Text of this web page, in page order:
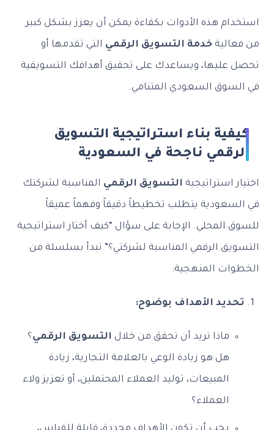
استخدام هذه الأدوات بكفاءة يمكن أن يعزز بشكل كبير
من فعالية خدمة التسويق الرقمي التي تقدمها أو
تحصل عليها، ويساعدك على تحقيق أهدافك التسويقية
في السوق السعودي المتنامي.
كيفية بناء استراتيجية التسويق
الرقمي ناجحة في السعودية
اختيار استراتيجية التسويق الرقمي المناسبة لشركتك
في السعودية يتطلب تخطيطاً دقيقاً وفهماً عميقاً
للسوق المحلي. الإجابة على سؤال “كيف أختار استراتيجية
التسويق الرقمي المناسبة لشركتي؟” تبدأ بسلسلة من
الخطوات المنهجية:
تحديد الأهداف بوضوح:
ماذا تريد أن تحقق من خلال التسويق الرقمي ؟
هل هو زيادة الوعي بالعلامة التجارية، زيادة
المبيعات، توليد العملاء المحتملين، أو تعزيز ولاء
العملاء؟